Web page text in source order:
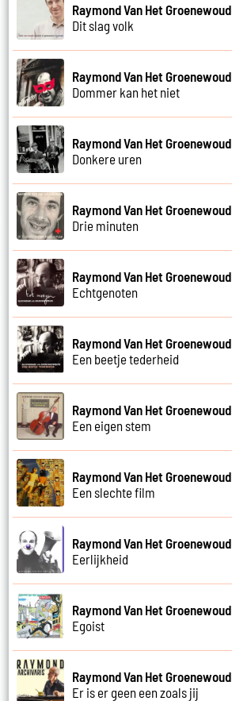
Raymond Van Het Groenewoud
Dit slag volk
Raymond Van Het Groenewoud
Dommer kan het niet
Raymond Van Het Groenewoud
Donkere uren
Raymond Van Het Groenewoud
Drie minuten
Raymond Van Het Groenewoud
Echtgenoten
Raymond Van Het Groenewoud
Een beetje tederheid
Raymond Van Het Groenewoud
Een eigen stem
Raymond Van Het Groenewoud
Een slechte film
Raymond Van Het Groenewoud
Eerlijkheid
Raymond Van Het Groenewoud
Egoist
Raymond Van Het Groenewoud
Er is er geen een zoals jij